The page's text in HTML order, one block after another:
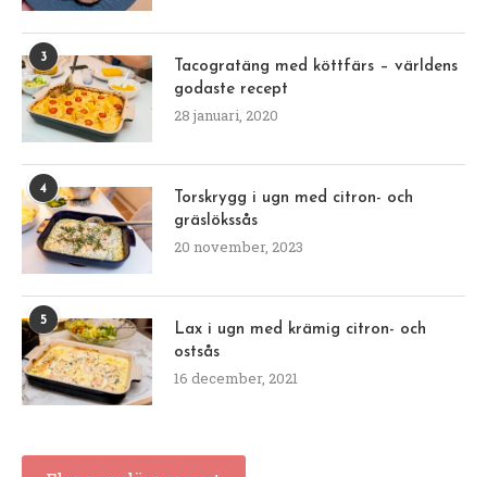
3
Tacogratäng med köttfärs – världens
godaste recept
28 januari, 2020
4
Torskrygg i ugn med citron- och
gräslökssås
20 november, 2023
5
Lax i ugn med krämig citron- och
ostsås
16 december, 2021